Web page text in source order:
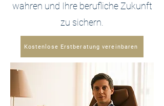
wahren und Ihre berufliche Zukunft
zu sichern.
Kostenlose Erstberatung vereinbaren